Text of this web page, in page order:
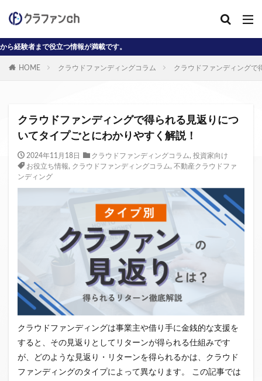
つ情報が満載です。
HOME クラウドファンディングコラム クラウドファンディングで
クラウドファンディングで得られる見返りにつ
いてタイプごとにわかりやすく解説！
2024年11月18日 クラウドファンディングコラム, 投資家向け
お役立ち情報, クラウドファンディングコラム, 不動産クラウドファ
ンディング
クラウドファンディングは事業主や借り手に金銭的な支援を
すると、その見返りとしてリターンが得られる仕組みです
が、どのような見返り・リターンを得られるかは、クラウド
ファンディングのタイプによって異なります。 この記事では
カテゴリー
AD J-reit reit インタビュー動画
クラウドファンディングコラム
クラウファンディングコラム
デジタル証券 ニュース 不動産ST
不動産クラウドファンディング協会 不特法
元本割れ 動画
投資家向け 用語解説 系統用蓄電池
クラウドファンディング事業
クラウドファンディング新規参入
小規模不動産特定共同事業
システム導入 業務提携
税金 eKYC 融資型クラウドファンディング
不動産クラウドファンディング
株式投資型クラウドファンディング